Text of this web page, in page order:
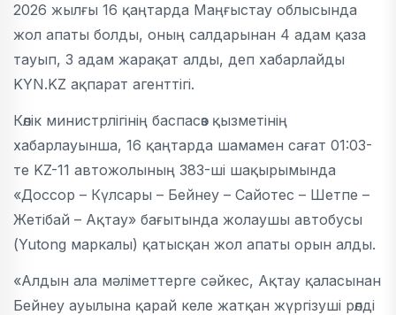
2026 жылғы 16 қаңтарда Маңғыстау облысында
жол апаты болды, оның салдарынан 4 адам қаза
тауып, 3 адам жарақат алды, деп хабарлайды
KYN.KZ ақпарат агенттігі.
Көлік министрлігінің баспасөз қызметінің
хабарлауынша, 16 қаңтарда шамамен сағат 01:03-
те KZ-11 автожолының 383-ші шақырымында
«Доссор – Күлсары – Бейнеу – Сайотес – Шетпе –
Жетібай – Ақтау» бағытында жолаушы автобусы
(Yutong маркалы) қатысқан жол апаты орын алды.
«Алдын ала мәліметтерге сәйкес, Ақтау қаласынан
Бейнеу ауылына қарай келе жатқан жүргізуші рөлді